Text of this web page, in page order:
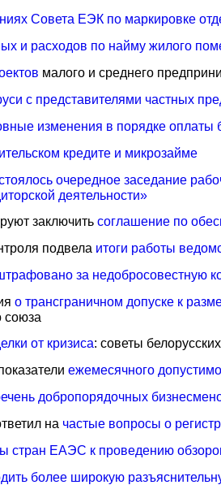
Совета ЕЭК по маркировке
и расходов по найму жилого
малого и среднего
с представителями частных
изменения в порядке оплаты
кредите и микрозайме
очередное заседание
деятельности»
заключить соглашение по
подвела итоги работы
за недобросовестную
о трансграничном допуске к
союза
от кризиса: советы
ежемесячного
добропорядочных
на частые вопросы о
стран ЕАЭС к проведению
более широкую